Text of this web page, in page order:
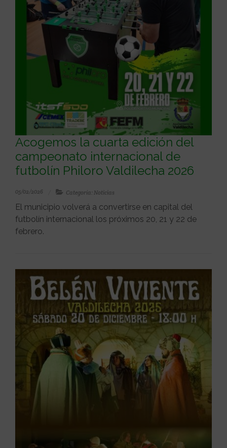
Acogemos la cuarta edición del
campeonato internacional de
futbolín Philoro Valdilecha 2026
05/02/2026 Categoría: Noticias
El municipio volverá a convertirse en capital del
futbolín internacional los próximos 20, 21 y 22 de
febrero.